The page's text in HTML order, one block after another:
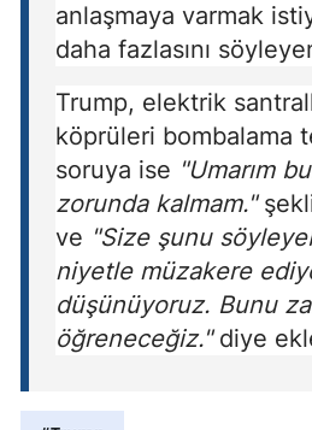
anlaşmaya varmak
daha fazlasını
Trump, elektrik
köprüleri bombalama
soruya ise "Umarım
zorunda kalmam."
ve "Size şunu
niyetle müzakere
düşünüyoruz. Bunu
öğreneceğiz."diye